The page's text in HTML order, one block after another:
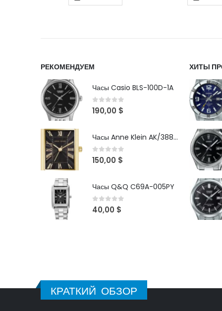
РЕКОМЕНДУЕМ
Часы Casio BLS-100D-1A
0out of 5
190,00 $
Часы Anne Klein AK/3882BKGB
0out of 5
150,00 $
Часы Q&Q C69A-005PY
0 out of 5
40,00 $
ХИТЫ
КРАТКИЙ ОБЗОР